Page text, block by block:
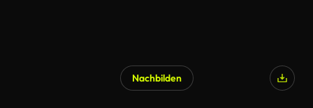
Nachbilden